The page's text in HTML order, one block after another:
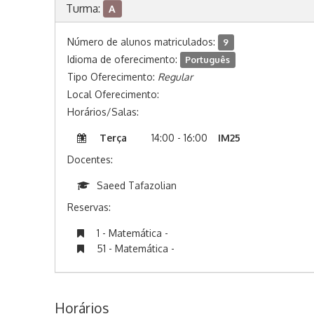
Turma: A
Número de alunos matriculados: 9
Idioma de oferecimento: Português
Tipo Oferecimento: Regular
Local Oferecimento:
Horários/Salas:
Terça 14:00 - 16:00
IM25
Docentes:
Saeed Tafazolian
Reservas:
1 - Matemática -
51 - Matemática -
Horários